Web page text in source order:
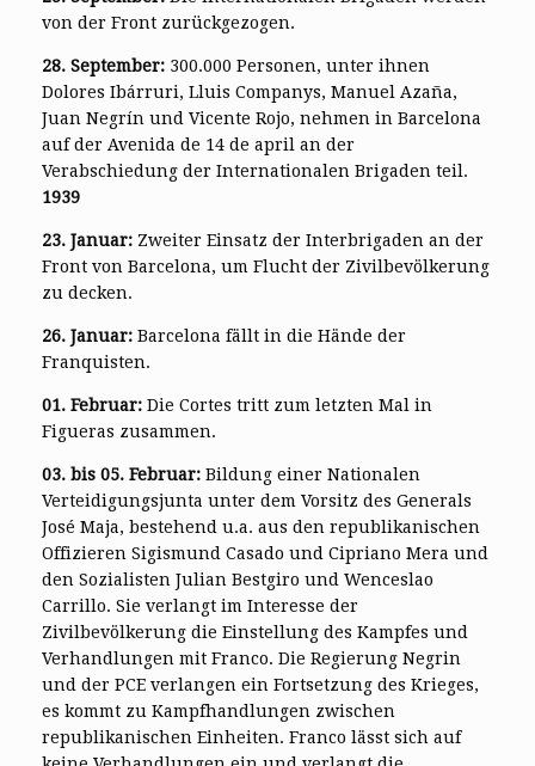
von der Front zurückgezogen.
28. September: 300.000 Personen, unter ihnen
Dolores Ibárruri, Lluis Companys, Manuel Azaña,
Juan Negrín und Vicente Rojo, nehmen in Barcelona
auf der Avenida de 14 de april an der
Verabschiedung der Internationalen Brigaden teil.
1939
23. Januar: Zweiter Einsatz der Interbrigaden an der
Front von Barcelona, um Flucht der Zivilbevölkerung
zu decken.
26. Januar: Barcelona fällt in die Hände der
Franquisten.
01. Februar: Die Cortes tritt zum letzten Mal in
Figueras zusammen.
03. bis 05. Februar: Bildung einer Nationalen
Verteidigungsjunta unter dem Vorsitz des Generals
José Maja, bestehend u.a. aus den republikanischen
Offizieren Sigismund Casado und Cipriano Mera und
den Sozialisten Julian Bestgiro und Wenceslao
Carrillo. Sie verlangt im Interesse der
Zivilbevölkerung die Einstellung des Kampfes und
Verhandlungen mit Franco. Die Regierung Negrin
und der PCE verlangen ein Fortsetzung des Krieges,
es kommt zu Kampfhandlungen zwischen
republikanischen Einheiten. Franco lässt sich auf